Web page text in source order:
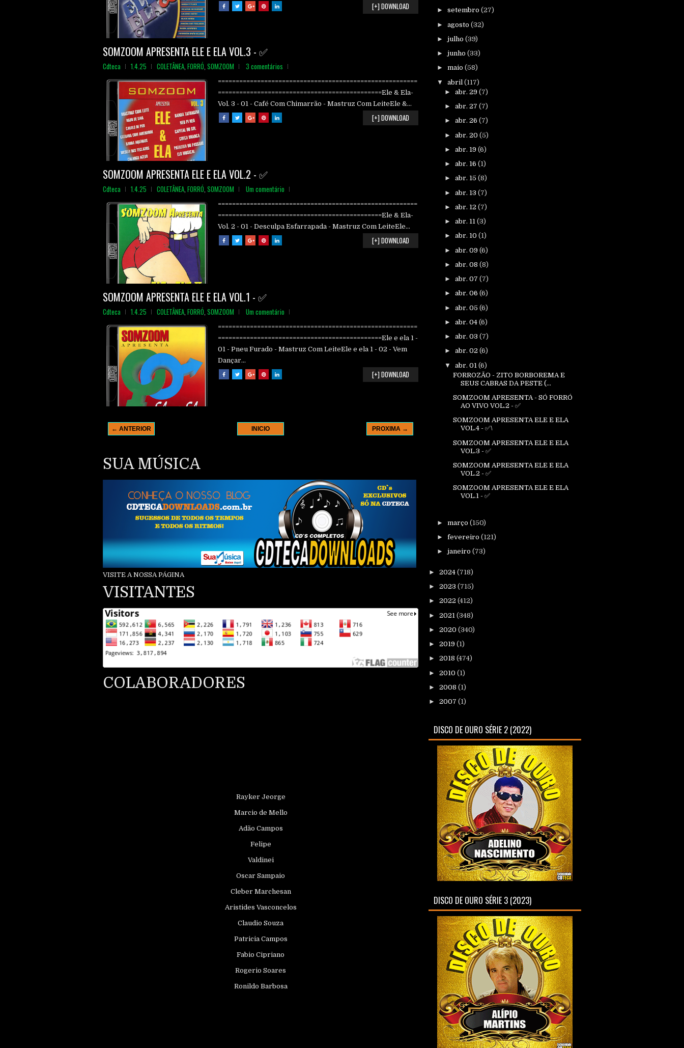
[+] DOWNLOAD
SOMZOOM APRESENTA ELE E ELA VOL.3 - ✅
Cdteca 1.4.25 COLETÂNEA, FORRÓ, SOMZOOM 3 comentários
========================================================
==============================================Ele & Ela-
Vol. 3 - 01 - Café Com Chimarrão - Mastruz Com LeiteEle &...
[+] DOWNLOAD
SOMZOOM APRESENTA ELE E ELA VOL.2 - ✅
Cdteca 1.4.25 COLETÂNEA, FORRÓ, SOMZOOM Um comentário
========================================================
==============================================Ele & Ela-
Vol. 2 - 01 - Desculpa Esfarrapada - Mastruz Com LeiteEle...
[+] DOWNLOAD
SOMZOOM APRESENTA ELE E ELA VOL.1 - ✅
Cdteca 1.4.25 COLETÂNEA, FORRÓ, SOMZOOM Um comentário
========================================================
==============================================Ele e ela 1 -
01 - Pneu Furado - Mastruz Com LeiteEle e ela 1 - 02 - Vem
Dançar...
[+] DOWNLOAD
← ANTERIOR PROXIMA →
INICIO
SUA MÚSICA
VISITE A NOSSA PÁGINA
VISITANTES
COLABORADORES
Felipe
Valdinei
Oscar Sampaio
Cleber Marchesan
Aristides Vasconcelos
Claudio Souza
Patricia Campos
Fabio Cipriano
Rogerio Soares
Ronildo Barbosa
Daniel Batista
Robson Fernandes
Will Be
► setembro (27)
► agosto (32)
► julho (39)
► junho (33)
► maio (58)
▼ abril (117)
►abr. 29(7)
►abr. 27(7)
►abr. 26(7)
►abr. 20(5)
►abr. 19(6)
►abr. 16(1)
►abr. 15(8)
►abr. 13(7)
►abr. 12(7)
►abr. 11(3)
►abr. 10(1)
►abr. 09(6)
►abr. 08(8)
►abr. 07(7)
►abr. 06(6)
►abr. 05(6)
►abr. 04(6)
►abr. 03(7)
►abr. 02(6)
▼abr. 01(6)
FORROZÃO - ZITO BORBOREMA E
SEUS CABRAS DA PESTE (...
SOMZOOM APRESENTA - SÓ FORRÓ
AO VIVO VOL.2 - ✅
SOMZOOM APRESENTA ELE E ELA
VOL.4 - ✅\
SOMZOOM APRESENTA ELE E ELA
VOL.3 - ✅
SOMZOOM APRESENTA ELE E ELA
VOL.2 - ✅
SOMZOOM APRESENTA ELE E ELA
VOL.1 - ✅
► março (150)
► fevereiro (121)
► janeiro (73)
► 2024 (718)
► 2023 (715)
► 2022 (412)
► 2021 (348)
► 2020 (340)
► 2019 (1)
► 2018 (474)
► 2010 (1)
► 2008 (1)
► 2007 (1)
DISCO DE OURO SÉRIE 2 (2022)
DISCO DE OURO SÉRIE 3 (2023)